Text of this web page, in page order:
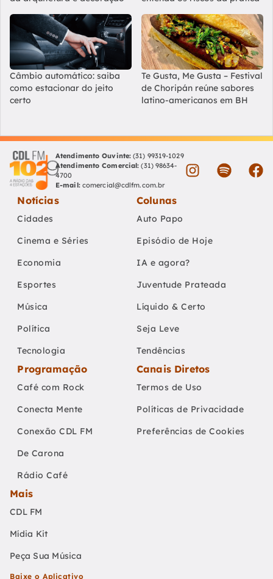
Câmbio automático: saiba
como estacionar do jeito
certo
Te Gusta, Me Gusta – Festival
de Choripán reúne sabores
latino-americanos em BH
Atendimento Ouvinte: (31) 99319-1029
Atendimento Comercial: (31) 98634-
4700
E-mail: comercial@cdlfm.com.br
Notícias
Cidades
Cinema e Séries
Economia
Esportes
Música
Política
Tecnologia
Colunas
Auto Papo
Episódio de Hoje
IA e agora?
Juventude Prateada
Líquido & Certo
Seja Leve
Tendências
Programação
Café com Rock
Conecta Mente
Conexão CDL FM
De Carona
Rádio Café
Canais Diretos
Termos de Uso
Políticas de Privacidade
Preferências de Cookies
Mais
CDL FM
Mídia Kit
Peça Sua Música
Baixe o Aplicativo